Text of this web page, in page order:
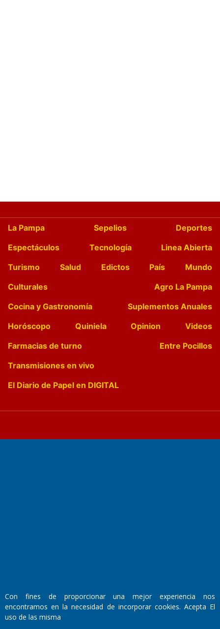
La Pampa Sepelios
Deportes
Espectáculos
Tecnología
Linea Abierta
Turismo
Salud Edictos País
Mundo
Culturales
Agro La Pampa
Cocina y Gastronomía
Suplementos Anuales
Horóscopo
Quiniela Opinion
Videos
Farmacias de turno
Entre Pocillos
Transmisiones en vivo
El Diario de Papel en DIGITAL
Domicilio Legal: José Ingenieros 855,
Con fines de proporcionar una mejor experiencia nos
encontramos en la necesidad de incorporar cookies. Acepta El
uso de las misma